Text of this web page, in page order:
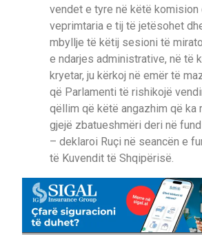
vendet e tyre në këtë komision
veprimtaria e tij të jetësohet
mbyllje të këtij sesioni të
e ndarjes administrative, në të
kryetar, ju kërkoj në emër të
që Parlamenti të rishikojë
qëllim që këtë angazhim që ka
gjejë zbatueshmëri deri në
– deklaroi Ruçi në seancën e
të Kuvendit të Shqipërisë.